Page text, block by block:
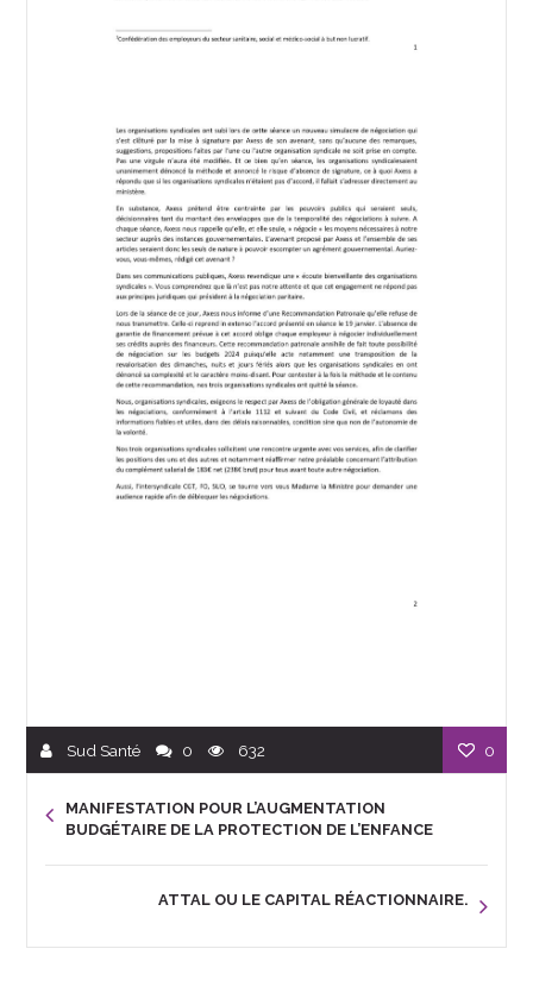
Sud Santé 0 632 0
MANIFESTATION POUR L’AUGMENTATION
BUDGÉTAIRE DE LA PROTECTION DE L’ENFANCE
ATTAL OU LE CAPITAL RÉACTIONNAIRE.